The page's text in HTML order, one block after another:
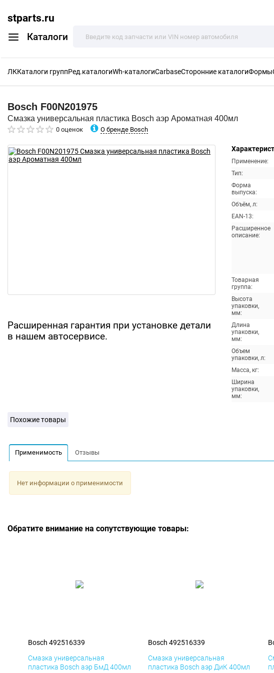
stparts.ru
Каталоги
ЛККаталоги группРед.каталогиWh-каталогиCarbaseСторонние каталогиФормы
Bosch F00N201975
Смазка универсальная пластика Bosch аэр Ароматная 400мл
0 оценок О бренде Bosch
Расширенная гарантия при установке детали
в нашем автосервисе.
Применение:
Тип:
Форма
выпуска:
Объём, л:
EAN-13:
Расширенное
описание:
Товарная
группа:
Высота
упаковки,
мм:
Длина
упаковки,
мм:
Объем
упаковки, л:
Масса, кг:
Ширина
упаковки,
мм:
Похожие товары
Применимость Отзывы
Нет информации о применимости
Обратите внимание на сопутствующие товары:
Bosch 492516339
Смазка универсальная
пластика Bosch аэр БмД 400мл
Bosch 492516339
Смазка универсальная
пластика Bosch аэр ДиК 400мл